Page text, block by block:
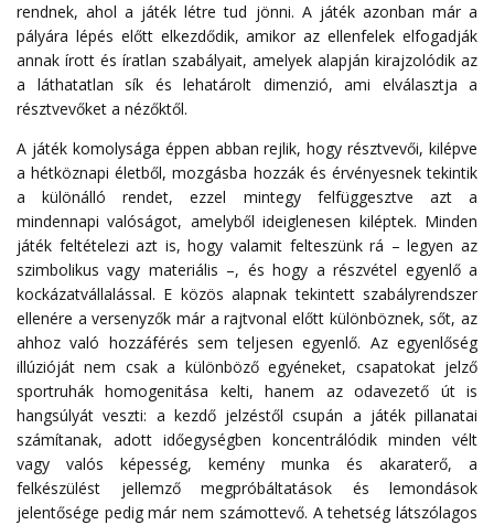
rendnek, ahol a játék létre tud jönni. A játék azonban már a
pályára lépés előtt elkezdődik, amikor az ellenfelek elfogadják
annak írott és íratlan szabályait, amelyek alapján kirajzolódik az
a láthatatlan sík és lehatárolt dimenzió, ami elválasztja a
résztvevőket a nézőktől.
A játék komolysága éppen abban rejlik, hogy résztvevői, kilépve
a hétköznapi életből, mozgásba hozzák és érvényesnek tekintik
a különálló rendet, ezzel mintegy felfüggesztve azt a
mindennapi valóságot, amelyből ideiglenesen kiléptek. Minden
játék feltételezi azt is, hogy valamit felteszünk rá – legyen az
szimbolikus vagy materiális –, és hogy a részvétel egyenlő a
kockázatvállalással. E közös alapnak tekintett szabályrendszer
ellenére a versenyzők már a rajtvonal előtt különböznek, sőt, az
ahhoz való hozzáférés sem teljesen egyenlő. Az egyenlőség
illúzióját nem csak a különböző egyéneket, csapatokat jelző
sportruhák homogenitása kelti, hanem az odavezető út is
hangsúlyát veszti: a kezdő jelzéstől csupán a játék pillanatai
számítanak, adott időegységben koncentrálódik minden vélt
vagy valós képesség, kemény munka és akaraterő, a
felkészülést jellemző megpróbáltatások és lemondások
jelentősége pedig már nem számottevő. A tehetség látszólagos